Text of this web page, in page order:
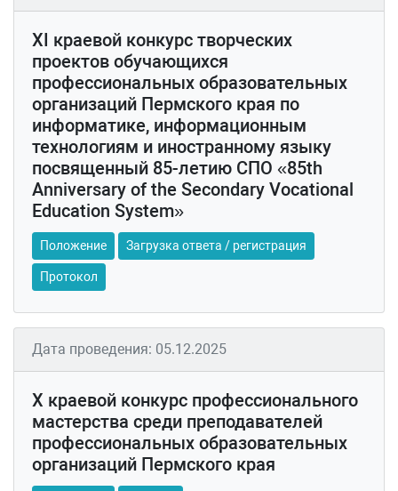
XI краевой конкурс творческих
проектов обучающихся
профессиональных образовательных
организаций Пермского края по
информатике, информационным
технологиям и иностранному языку
посвященный 85-летию СПО «85th
Anniversary of the Secondary Vocational
Education System»
Положение Загрузка ответа / регистрация
Протокол
Дата проведения: 05.12.2025
X краевой конкурс профессионального
мастерства среди преподавателей
профессиональных образовательных
организаций Пермского края